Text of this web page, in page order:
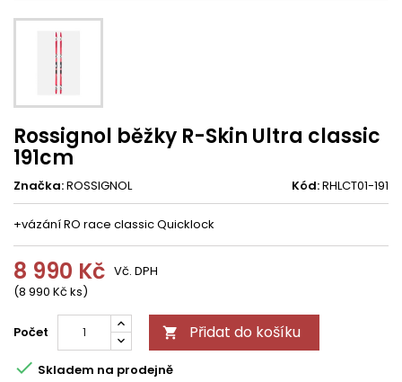
Rossignol běžky R-Skin Ultra classic
191cm
Značka:ROSSIGNOL Kód:RHLCT01-191
+vázání RO race classic Quicklock
8 990 Kč
(8 990 Kč ks)
Vč. DPH
Počet  Přidat do košíku
 Skladem na prodejně